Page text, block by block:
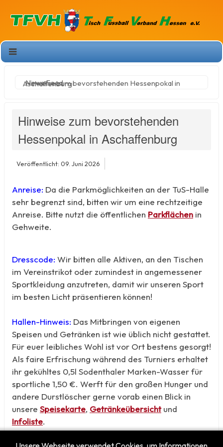
News Feed
Hinweise zum bevorstehenden Hessenpokal in Aschaffenburg
Hinweise zum bevorstehenden
Hessenpokal in Aschaffenburg
Veröffentlicht: 09. Juni 2026
Anreise: Da die Parkmöglichkeiten an der TuS-Halle
sehr begrenzt sind, bitten wir um eine rechtzeitige
Anreise. Bitte nutzt die öffentlichen Parkflächen in
Gehweite.
Dresscode: Wir bitten alle Aktiven, an den Tischen
im Vereinstrikot oder zumindest in angemessener
Sportkleidung anzutreten, damit wir unseren Sport
im besten Licht präsentieren können!
Hallen-Hinweis: Das Mitbringen von eigenen
Speisen und Getränken ist wie üblich nicht gestattet.
Für euer leibliches Wohl ist vor Ort bestens gesorgt!
Als faire Erfrischung während des Turniers erhaltet
ihr gekühltes 0,5l Sodenthaler Marken-Wasser für
sportliche 1,50 €. Werft für den großen Hunger und
andere Durstlöscher gerne vorab einen Blick in
unsere Speisekarte, Getränkeübersichtund
Infoliste.